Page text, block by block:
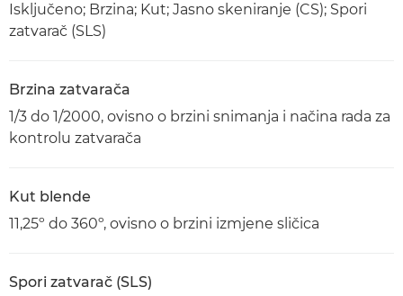
Isključeno; Brzina; Kut; Jasno skeniranje (CS); Spori
zatvarač (SLS)
Brzina zatvarača
1/3 do 1/2000, ovisno o brzini snimanja i načina rada za
kontrolu zatvarača
Kut blende
11,25º do 360º, ovisno o brzini izmjene sličica
Spori zatvarač (SLS)